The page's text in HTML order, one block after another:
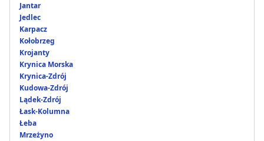
Jantar
Jedlec
Karpacz
Kołobrzeg
Krojanty
Krynica Morska
Krynica-Zdrój
Kudowa-Zdrój
Lądek-Zdrój
Łask-Kolumna
Łeba
Mrzeżyno